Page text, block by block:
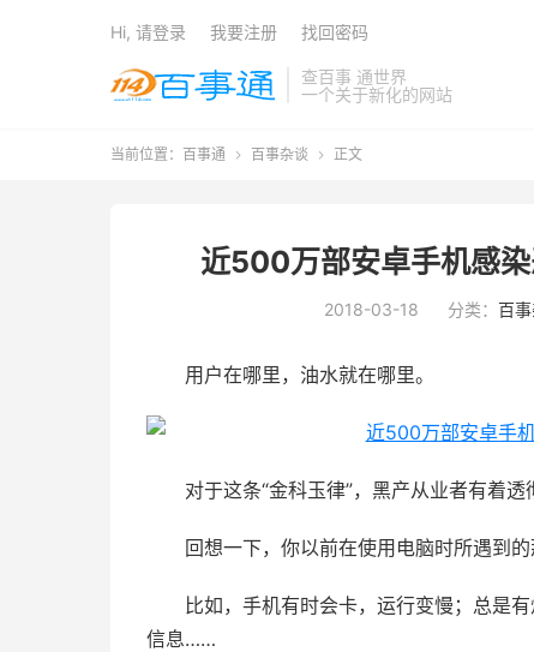
查百事 通世界
一个关于新化的网站
Hi, 请登录 我要注册 找回密码
当前位置： 百事通  百事杂谈  正文
近500万部安卓手机感
2018-03-18 分类： 百
用户在哪里，油水就在哪里。
对于这条“金科玉律”，黑产从业者有着透
回想一下，你以前在使用电脑时所遇到
比如，手机有时会卡，运行变慢；总是
信息……